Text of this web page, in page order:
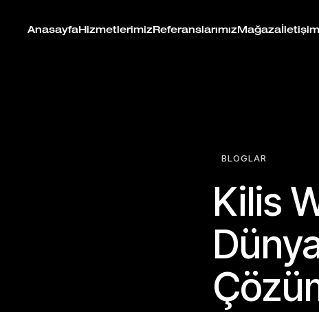
Anasayfa Hizmetlerimiz Referanslarımız Mağaza İletişim
BLOGLAR
Kilis